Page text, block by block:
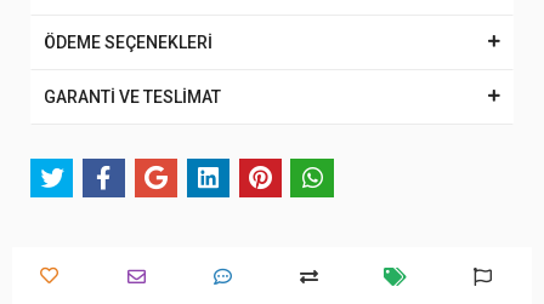
ÖDEME SEÇENEKLERİ
GARANTİ VE TESLİMAT